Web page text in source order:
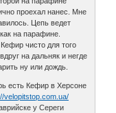
проехал нанес. Мне
Цепь ведет
на парафине.
чисто для того
на дальняк и негде
ну или дождь.
есть Кефир в Херсоне
velopitstop.com.ua/
у Сереги